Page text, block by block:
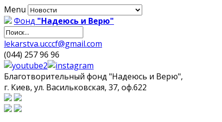
Menu
Фонд "Надеюсь и Верю"
lekarstva.ucccf@gmail.com
(044) 257 96 96
Благотворительный фонд "Надеюсь и Верю",
г. Киев, ул. Васильковская, 37, оф.622